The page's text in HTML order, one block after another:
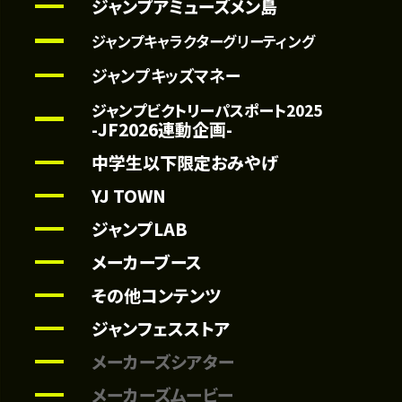
ジャンプアミューズメン島
ジャンプキャラクターグリーティング
ジャンプキッズマネー
ジャンプビクトリーパスポート2025
-JF2026連動企画-
中学生以下限定おみやげ
YJ TOWN
ジャンプLAB
メーカーブース
その他コンテンツ
ジャンフェスストア
メーカーズシアター
メーカーズムービー
―明治剣客浪漫譚・北海道編―
11:40 ～ 12:20
ミュージカル『憂国のモリアーティ』